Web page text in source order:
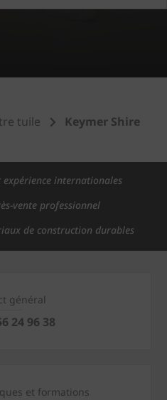
tuile
Keymer Shire
expérience internationales
vente professionnel
de construction durables
général
24 96 38
et formations